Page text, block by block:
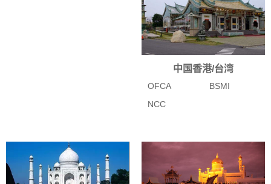
中国香港/台湾
OFCA
BSMI
NCC